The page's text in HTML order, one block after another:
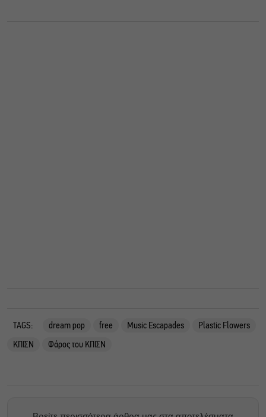
TAGS: dream pop free Music Escapades
Plastic Flowers
ΚΠΙΣΝ
Φάρος του ΚΠΙΣΝ